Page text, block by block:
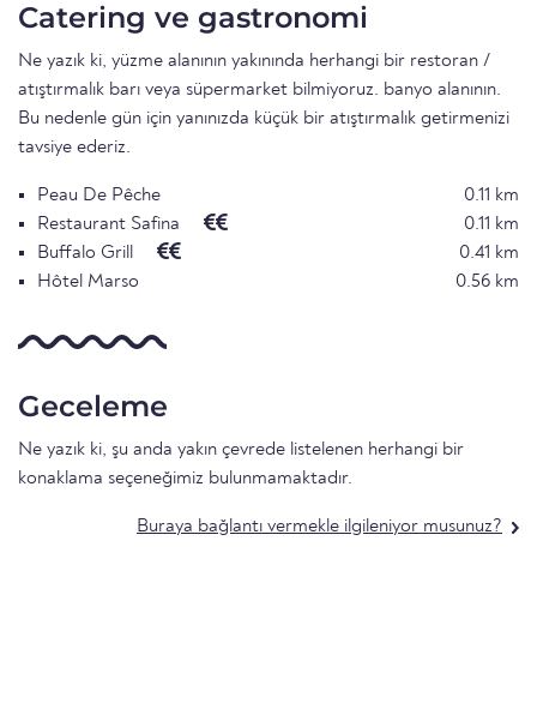
Catering ve gastronomi
Ne yazık ki, yüzme alanının yakınında herhangi bir restoran /
atıştırmalık barı veya süpermarket bilmiyoruz. banyo alanının.
Bu nedenle gün için yanınızda küçük bir atıştırmalık getirmenizi
tavsiye ederiz.
Peau De Pêche
0.11 km
Restaurant Safina
0.11 km
Buffalo Grill
0.41 km
Hôtel Marso
0.56 km
Geceleme
Ne yazık ki, şu anda yakın çevrede listelenen herhangi bir
konaklama seçeneğimiz bulunmamaktadır.
Buraya bağlantı vermekle ilgileniyor musunuz?